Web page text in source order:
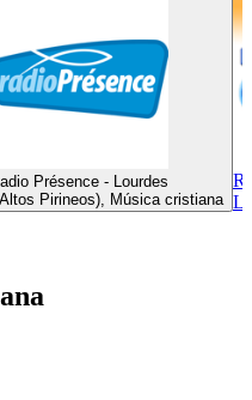
Présence - Lourdes
Pirineos), Música cristiana